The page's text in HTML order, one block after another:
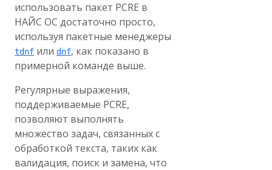
использовать пакет PCRE в
НАЙС ОС достаточно просто,
используя пакетные менеджеры
tdnf или dnf, как показано в
примерной команде выше.
Регулярные выражения,
поддерживаемые PCRE,
позволяют выполнять
множество задач, связанных с
обработкой текста, таких как
валидация, поиск и замена, что